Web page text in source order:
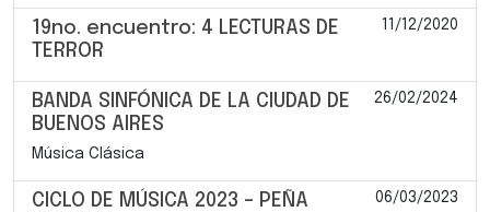
19no. encuentro: 4 LECTURAS DE
TERROR
11/12/2020
BANDA SINFÓNICA DE LA CIUDAD DE
BUENOS AIRES
26/02/2024
Música Clásica
CICLO DE MÚSICA 2023 – PEÑA
06/03/2023